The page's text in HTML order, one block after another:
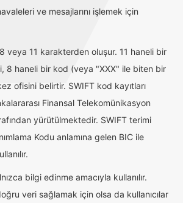
ve mesajlarını işlemek için
veya 11 karakterden oluşur. 11 haneli bir
8 haneli bir kod (veya "XXX" ile biten bir
ofisini belirtir. SWIFT kod kayıtları
Finansal Telekomünikasyon
yürütülmektedir. SWIFT terimi
Kodu anlamına gelen BIC ile
bilgi edinme amacıyla kullanılır.
veri sağlamak için olsa da kullanıcılar